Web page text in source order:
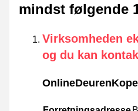
mindst følgende
Virksomheden
og du kan